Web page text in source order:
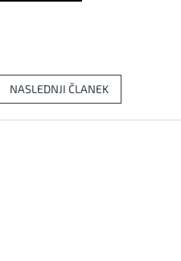
NASLEDNJI ČLANEK